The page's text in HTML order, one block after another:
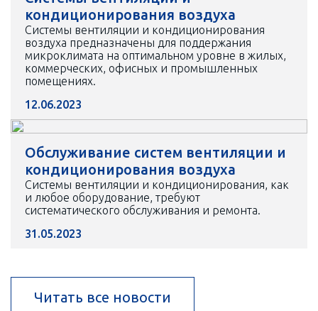
кондиционирования воздуха
Системы вентиляции и кондиционирования
воздуха предназначены для поддержания
микроклимата на оптимальном уровне в жилых,
коммерческих, офисных и промышленных
помещениях.
12.06.2023
Обслуживание систем вентиляции и
кондиционирования воздуха
Системы вентиляции и кондиционирования, как
и любое оборудование, требуют
систематического обслуживания и ремонта.
31.05.2023
Читать все новости